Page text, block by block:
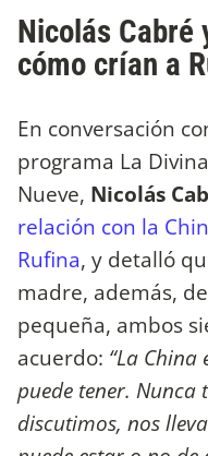
Nicolás Cabré
cómo crían a
En conversación
programa La
Nueve, Nicolás
relación con la
Rufina, y detalló
madre, además,
pequeña, ambos
acuerdo: “La
puede tener.
discutimos, nos